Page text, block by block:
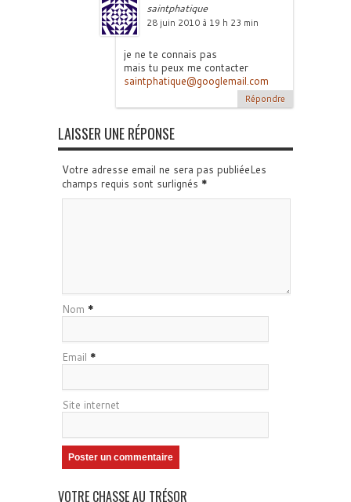
saintphatique
28 juin 2010 à 19 h 23 min
je ne te connais pas
mais tu peux me contacter
saintphatique@googlemail.com
Répondre
LAISSER UNE RÉPONSE
Votre adresse email ne sera pas publiéeLes
champs requis sont surlignés *
Nom *
Email *
Site internet
VOTRE CHASSE AU TRÉSOR